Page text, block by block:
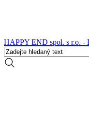
HAPPY END spol. s r.o. -